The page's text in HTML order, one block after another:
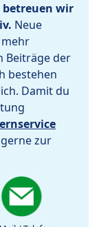
betreuen wir
Neue
Beiträge der
bestehen
Damit du
zur